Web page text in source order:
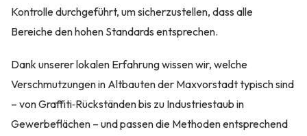
Kontrolle durchgeführt, um sicherzustellen, dass alle
Bereiche den hohen Standards entsprechen.
Dank unserer lokalen Erfahrung wissen wir, welche
Verschmutzungen in Altbauten der Maxvorstadt typisch sind
– von Graffiti‑Rückständen bis zu Industriestaub in
Gewerbeflächen – und passen die Methoden entsprechend